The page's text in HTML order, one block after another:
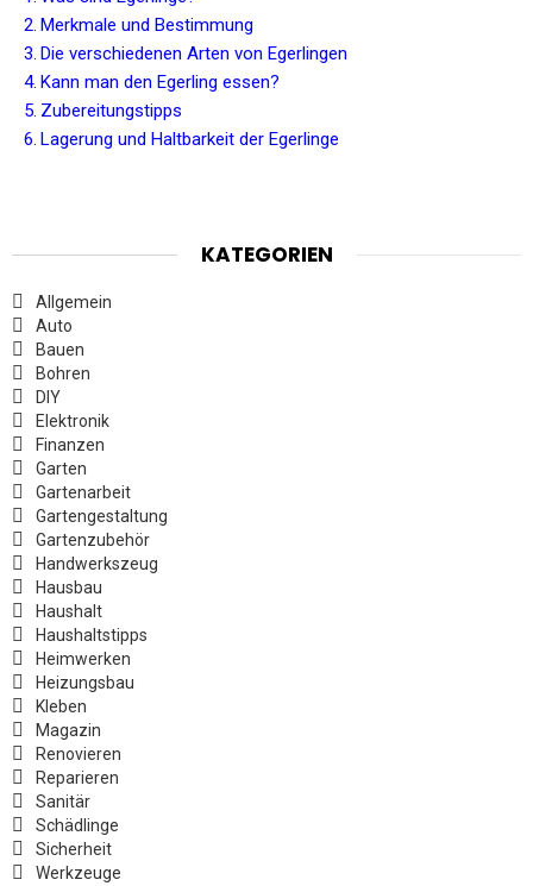
Merkmale und Bestimmung
Die verschiedenen Arten von Egerlingen
Kann man den Egerling essen?
Zubereitungstipps
Lagerung und Haltbarkeit der Egerlinge
KATEGORIEN
Allgemein
Auto
Bauen
Bohren
DIY
Elektronik
Finanzen
Garten
Gartenarbeit
Gartengestaltung
Gartenzubehör
Handwerkszeug
Hausbau
Haushalt
Haushaltstipps
Heimwerken
Heizungsbau
Kleben
Magazin
Renovieren
Reparieren
Sanitär
Schädlinge
Sicherheit
Werkzeuge